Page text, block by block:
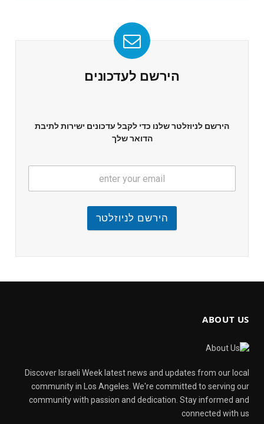
הירשם לעדכונים
הירשם לניוזלטר שלנו כדי לקבל עדכונים ישירות לתיבת
הדואר שלך
הירשם לניוזלטר
ABOUT US
Discover Israeli Week latest news and updates from our local
community in Los Angeles. We're committed to serving our
community with passion and dedication. Stay informed and
connected with us